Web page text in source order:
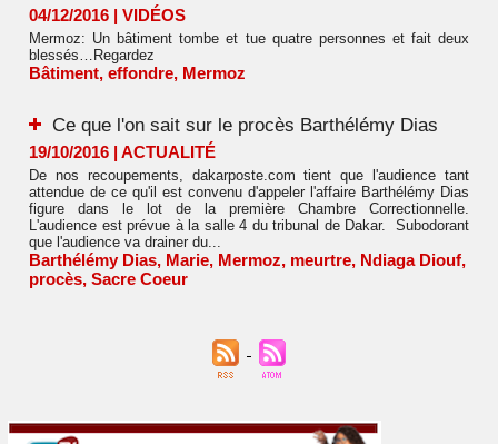
04/12/2016 | VIDÉOS
Mermoz: Un bâtiment tombe et tue quatre personnes et fait deux
blessés…Regardez
Bâtiment, effondre, Mermoz
Ce que l'on sait sur le procès Barthélémy Dias
19/10/2016 | ACTUALITÉ
De nos recoupements, dakarposte.com tient que l'audience tant
attendue de ce qu'il est convenu d'appeler l'affaire Barthélémy Dias
figure dans le lot de la première Chambre Correctionnelle.
L'audience est prévue à la salle 4 du tribunal de Dakar. Subodorant
que l'audience va drainer du...
Barthélémy Dias, Marie, Mermoz, meurtre, Ndiaga Diouf,
procès, Sacre Coeur